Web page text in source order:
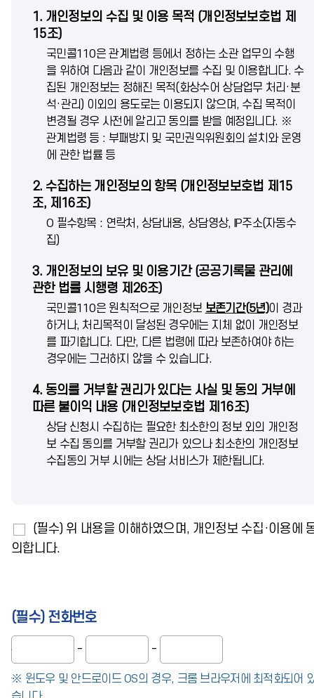
1. 개인정보의 수집 및 이용 목적 (개인정보보호법 제
15조)
국민콜110은 관계법령 등에서 정하는 소관 업무의 수행
을 위하여 다음과 같이 개인정보를 수집 및 이용합니다. 수
집된 개인정보는 정해진 목적(화상수어 상담업무 처리·분
석·관리) 이외의 용도로는 이용되지 않으며, 수집 목적이
변경될 경우 사전에 알리고 동의를 받을 예정입니다. ※
관계법령 등 : 부패방지 및 국민권익위원회의 설치와 운영
에 관한 법률 등
2. 수집하는 개인정보의 항목 (개인정보보호법 제15
조, 제16조)
O 필수항목 : 연락처, 상담내용, 상담영상, IP주소(자동수
집)
3. 개인정보의 보유 및 이용기간 (공공기록물 관리에
관한 법률 시행령 제26조)
국민콜110은 원칙적으로 개인정보 보존기간(5년)이 경과
하거나, 처리목적이 달성된 경우에는 지체 없이 개인정보
를 파기합니다. 다만, 다른 법령에 따라 보존하여야 하는
경우에는 그러하지 않을 수 있습니다.
4. 동의를 거부할 권리가 있다는 사실 및 동의 거부에
따른 불이익 내용 (개인정보보호법 제16조)
상담 신청시 수집하는 필요한 최소한의 정보 외의 개인정
보 수집 동의를 거부할 권리가 있으나최소한의 개인정보
수집동의 거부 시에는 상담 서비스가 제한됩니다.
어
상
청
(필수) 위 내용을 이해하였으며, 개인정보 수집·이용에
의합니다.
(필수) 전화번호
- -
※ 윈도우 및 안드로이드 OS의 경우, 크롬 브라우저에 최적화되어